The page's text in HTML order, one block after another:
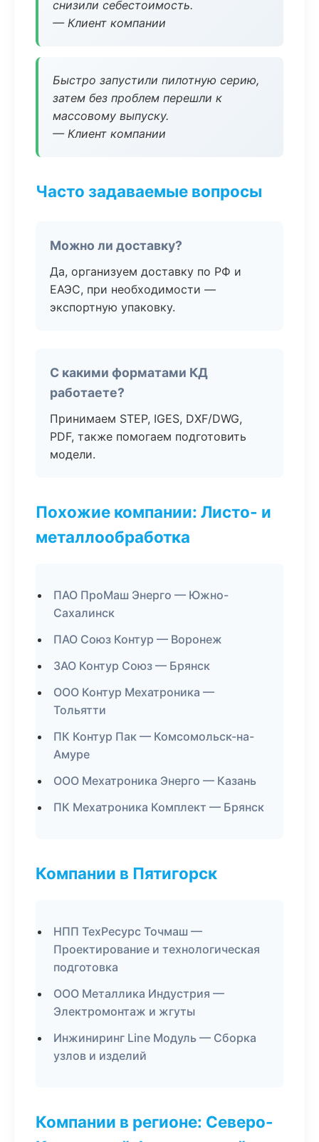
снизили себестоимость.
— Клиент компании
Быстро запустили пилотную серию,
затем без проблем перешли к
массовому выпуску.
— Клиент компании
Часто задаваемые вопросы
Можно ли доставку?
Да, организуем доставку по РФ и
ЕАЭС, при необходимости —
экспортную упаковку.
С какими форматами КД
работаете?
Принимаем STEP, IGES, DXF/DWG,
PDF, также помогаем подготовить
модели.
Похожие компании: Листо- и
металлообработка
ПАО ПроМаш Энерго — Южно-
Сахалинск
ПАО Союз Контур — Воронеж
ЗАО Контур Союз — Брянск
ООО Контур Мехатроника —
Тольятти
ПК Контур Пак — Комсомольск-на-
Амуре
ООО Мехатроника Энерго — Казань
ПК Мехатроника Комплект — Брянск
Компании в Пятигорск
НПП ТехРесурс Точмаш —
Проектирование и технологическая
подготовка
ООО Металлика Индустрия —
Электромонтаж и жгуты
Инжиниринг Line Модуль — Сборка
узлов и изделий
Компании в регионе: Северо-